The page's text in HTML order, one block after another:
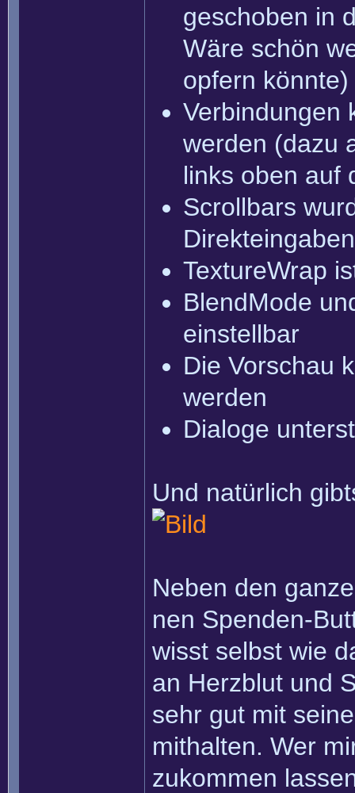
geschoben in
Wäre schön
opfern könnte)
Verbindungen
werden (dazu
links oben auf
Scrollbars
TextureWrap
BlendMode
einstellbar
Die Vorschau
werden
Dialoge
Und natürlich
Neben den
nen Spenden-
wisst selbst wie
an Herzblut und
sehr gut mit
mithalten. Wer
zukommen